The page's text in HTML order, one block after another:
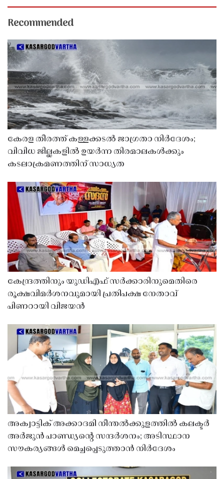
Recommended
കേരള തീരത്ത് കള്ളക്കടൽ ജാഗ്രതാ നിർദേശം;
വിവിധ ജില്ലകളിൽ ഉയർന്ന തിരമാലകൾക്കും
കടലാക്രമണത്തിന് സാധ്യത
കേന്ദ്രത്തിനും യുഡിഎഫ് സർക്കാരിനുമെതിരെ
രൂക്ഷവിമർശനവുമായി പ്രതിപക്ഷ നേതാവ്
പിണറായി വിജയൻ
അക്വാട്ടിക് അക്കാദമി നീന്തൽക്കുളത്തിൽ കലക്ടർ
അർജുൻ പാണ്ഡ്യൻ്റെ സന്ദർശനം; അടിസ്ഥാന
സൗകര്യങ്ങൾ മെച്ചപ്പെടുത്താൻ നിർദേശം